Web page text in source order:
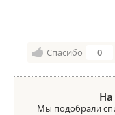
Спасибо 0
На
Мы подобрали